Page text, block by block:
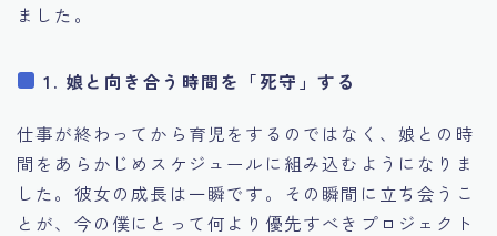
ました。
1. 娘と向き合う時間を「死守」する
仕事が終わってから育児をするのではなく、娘との時
間をあらかじめスケジュールに組み込むようになりま
した。彼女の成長は一瞬です。その瞬間に立ち会うこ
とが、今の僕にとって何より優先すべきプロジェクト